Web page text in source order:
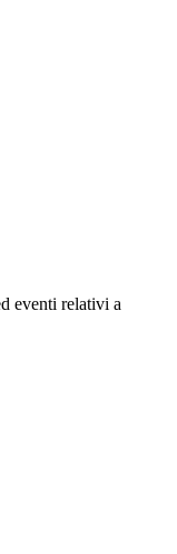
eventi relativi a